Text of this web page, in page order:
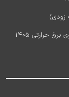
آخرین اخبار استخدام شرکت مادر تخصصی تولید نیروی برق حرارتی 1405